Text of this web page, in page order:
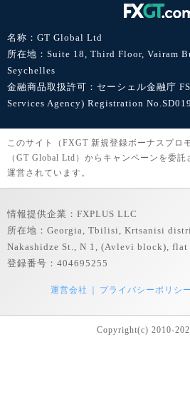
名称：GT Global Ltd
所在地：Suite 18, Third Floor, Vairam
Seychelles
金融商品取扱許可：セーシェル金融庁
Services Agency) Registration No.SD019
このサイト（FXGT 新規登録ボーナスプロ
（GT Global Ltd）からキャンペーンを委
運営されています。
情報提供企業：FXPLUS LLC
所在地：Georgia, Tbilisi, Krtsanisi
Nakashidze St., N 1, (Avlevi block),
登録番号：404695255
運営会社 プライバシーポリシー
Copyright(c) 2010-